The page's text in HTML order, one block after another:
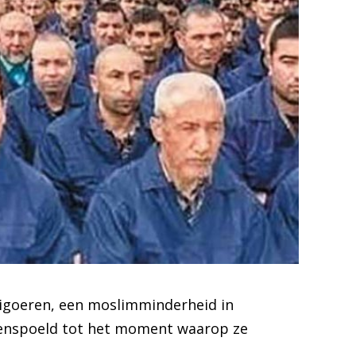
een moslimminderheid in
tot het moment waarop ze